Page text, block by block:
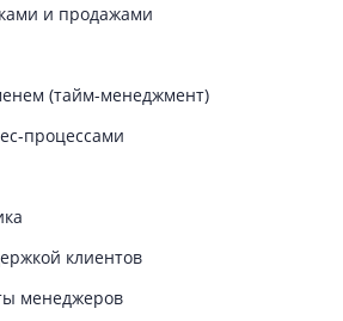
и продажами
(тайм-менеджмент)
процессами
клиентов
менеджеров